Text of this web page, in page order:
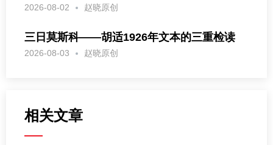
2026-08-02 赵晓原创
三日莫斯科——胡适1926年文本的三重检读
2026-08-03 赵晓原创
相关文章